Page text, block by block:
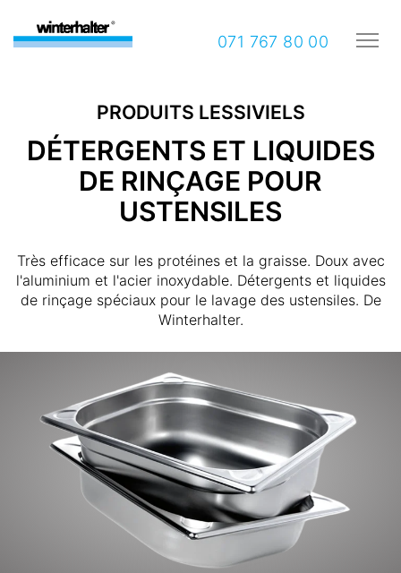
071 767 80 00
PRODUITS LESSIVIELS
DÉTERGENTS ET LIQUIDES
DE RINÇAGE POUR
USTENSILES
Très efficace sur les protéines et la graisse. Doux avec
l'aluminium et l'acier inoxydable. Détergents et liquides
de rinçage spéciaux pour le lavage des ustensiles. De
Winterhalter.